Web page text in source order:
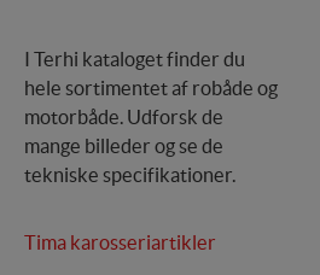
I Terhi kataloget finder du
hele sortimentet af robåde og
motorbåde. Udforsk de
mange billeder og se de
tekniske specifikationer.
Tima karosseriartikler